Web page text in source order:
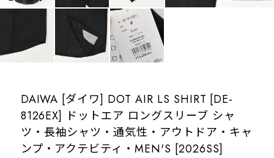
DAIWA [ダイワ] DOT AIR LS SHIRT [DE-
8126EX] ドットエア ロングスリーブ シャ
ツ・長袖シャツ・通気性・アウトドア・キャ
ンプ・アクテビティ・MEN'S [2026SS]